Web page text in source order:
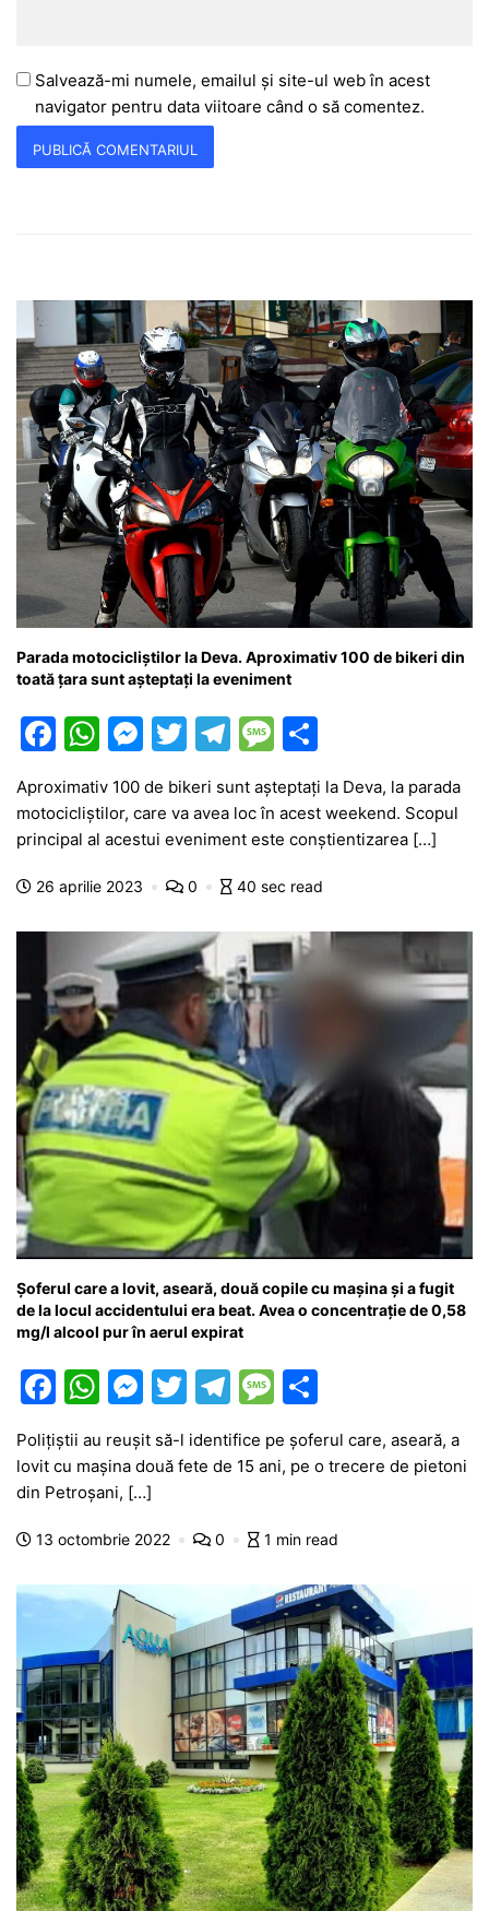
Salvează-mi numele, emailul și site-ul web în acest
navigator pentru data viitoare când o să comentez.
Parada motocicliștilor la Deva. Aproximativ 100 de bikeri din
toată țara sunt așteptați la eveniment
F
a
c
e
b
o
o
k
W
at
s
A
p
M
s
s
e
g
er
T
w
itt
er
T
e
gr
a
m
M
s
s
a
e
ar
ta
je
a
ă
Aproximativ 100 de bikeri sunt așteptați la Deva, la parada
motocicliștilor, care va avea loc în acest weekend. Scopul
principal al acestui eveniment este conștientizarea […]
26 aprilie 2023 0 40 sec read
Șoferul care a lovit, aseară, două copile cu mașina și a fugit
de la locul accidentului era beat. Avea o concentraţie de 0,58
mg/l alcool pur în aerul expirat
F
a
c
e
b
o
W
at
s
A
p
M
s
s
e
g
er
T
w
itt
T
el
e
a
m
M
s
a
e
ta
a
ă
Polițiștii au reușit să-l identifice pe șoferul care, aseară, a
lovit cu mașina două fete de 15 ani, pe o trecere de pietoni
din Petroșani, […]
13 octombrie 2022 0 1 min read